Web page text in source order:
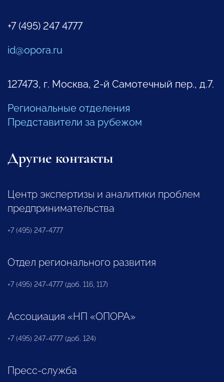
+7 (495) 247 4777
id@opora.ru
127473, г. Москва, 2-й Самотечный пер., д.7.
Региональные отделения
Представители за рубежом
Другие контакты
Центр экспертизы и аналитики проблем
предпринимательства
+7 (495) 247-4777
Отдел регионального развития
+7 (495) 247-4777 (доб. 116, 117)
Ассоциация «НП «ОПОРА»
+7 (495) 247-4777 (доб. 124)
Пресс-служба